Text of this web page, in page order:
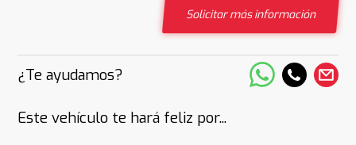
Solicitar más información
¿Te ayudamos?
Este vehículo te hará feliz por...